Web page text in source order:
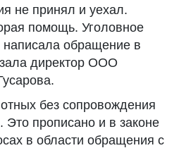
не принял и уехал.
помощь. Уголовное
обращение в
директор ООО
без сопровождения
прописано и в законе
в области обращения с